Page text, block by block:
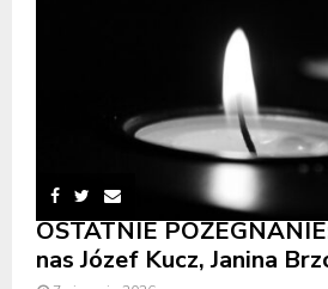
OSTATNIE
nas Józef Kucz, Janina